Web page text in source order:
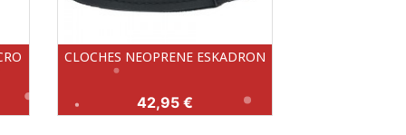
Aperçu rapide
CLOCHES NEOPRENE ESKADRON
Prix
42,95 €